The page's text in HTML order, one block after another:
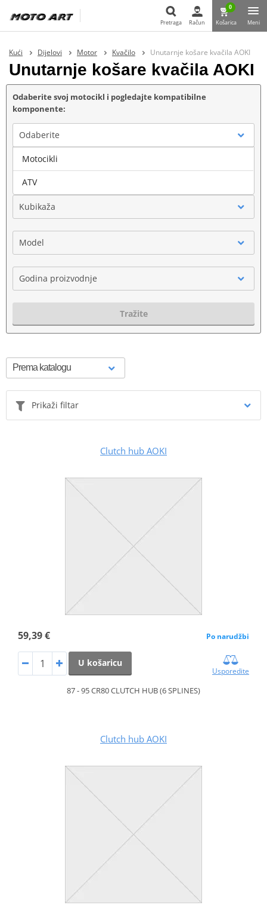
Pretraga
Pretraga Račun
0
Košarica Meni
Kući Dijelovi Motor Kvačilo Unutarnje košare kvačila AOKI
Unutarnje košare kvačila AOKI
Odaberite svoj motocikl i pogledajte kompatibilne
komponente:
Odaberite
Marka
Kubikaža
Model
Godina proizvodnje
Tražite
Prikaži filtar
Clutch hub AOKI
59,39 € Po narudžbi
U košaricu
Usporedite
87 - 95 CR80 CLUTCH HUB (6 SPLINES)
Clutch hub AOKI
Motocikli
ATV